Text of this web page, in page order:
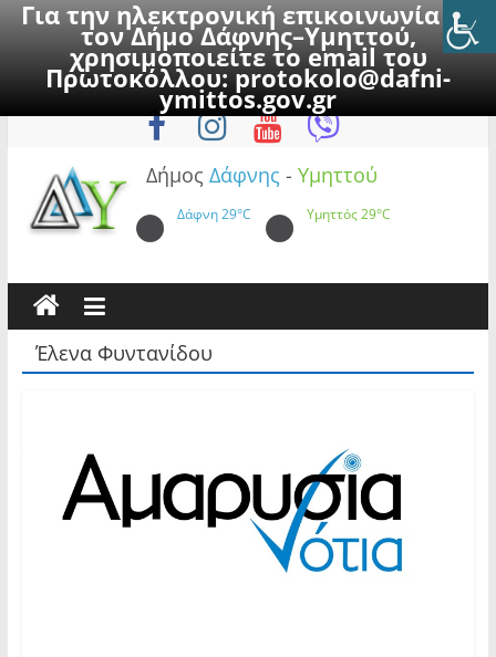
Για την ηλεκτρονική επικοινωνία με
τον Δήμο Δάφνης–Υμηττού,
χρησιμοποιείτε το email του
Πρωτοκόλλου:protokolo@dafni-
ymittos.gov.gr
to
Παρασκευή, 7 Αυγούστου 2026
Δήμος Δάφνης - Υμηττού
Δάφνη29°C Υμηττός29°C
Έλενα Φυντανίδου